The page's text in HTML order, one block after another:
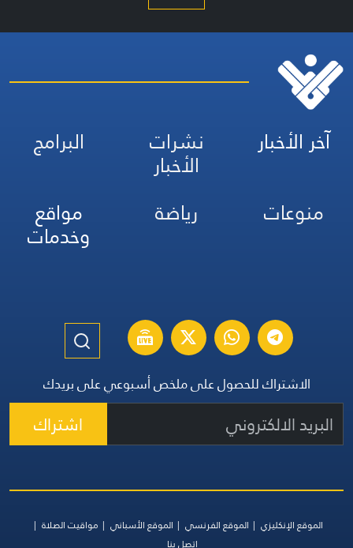
آخر الأخبار نشرات
الأخبار
البرامج
منوعات
رياضة مواقع
وخدمات
الاشتراك للحصول على ملخص أسبوعي على بريدك
اشتراك
الموقع الإنكليزي الموقع الفرنسي الموقع الأسباني
مواقيت الصلاة
اتصل بنا